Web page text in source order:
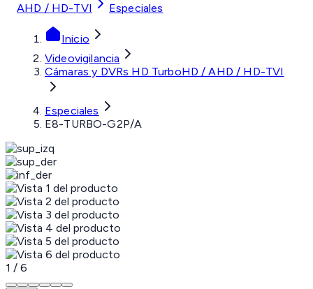
AHD / HD-TVI
Especiales
Inicio
Videovigilancia
Cámaras y DVRs HD TurboHD / AHD / HD-TVI
Especiales
E8-TURBO-G2P/A
1 / 6